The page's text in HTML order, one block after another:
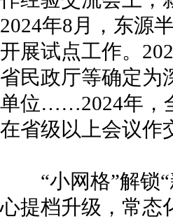
2024年8月，东源
开展试点工作。
省民政厅等确定为
单位……2024年，
在省级以上会议作
“小网格”解锁“
心提档升级，常态